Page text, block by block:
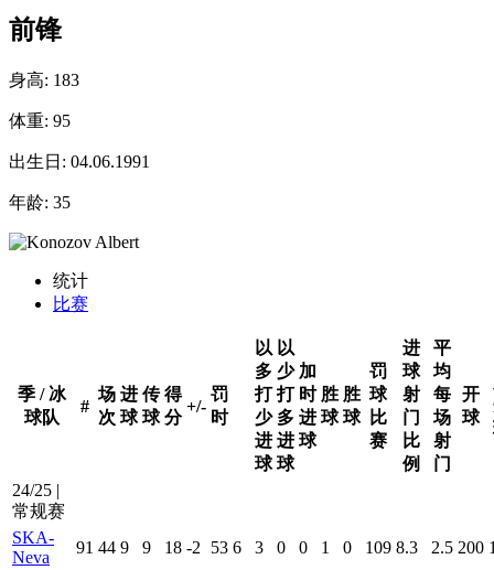
前锋
身高: 183
体重: 95
出生日: 04.06.1991
年龄: 35
统计
比赛
季 / 冰
球队
#
场
次
进
球
传
球
得
分
+/-
罚
时
以
多
打
少
进
球
以
少
打
多
进
球
加
时
进
球
胜
球
胜
球
罚
球
比
赛
进
球
射
门
比
例
平
均
每
场
射
门
开
球
24/25 |
常规赛
SKA-
Neva
91 44 9 9 18 -2 53 6 3 0 0 1 0 109 8.3 2.5 200